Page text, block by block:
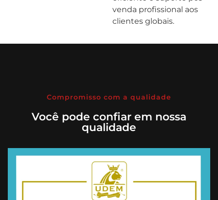
venda profissional aos
clientes globais.
Compromisso com a qualidade
Você pode confiar em nossa
qualidade